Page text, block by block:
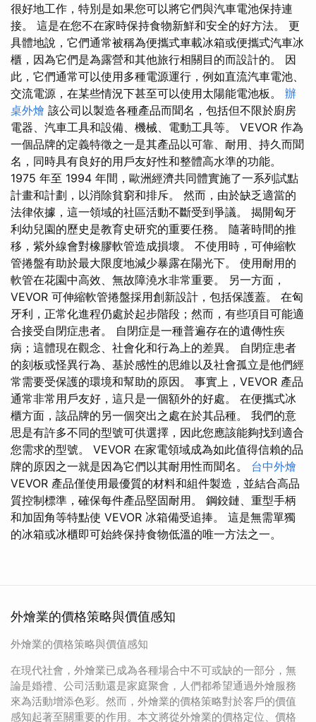
很好地工作，特別是如果您可以將它們與汽車電池保持連
接。 這是在您不在家時保持食物新鮮和安全的好方法。 更
具體地說，它們通常被稱為便攜式車載冰箱或便攜式汽車冰
櫃，因為它們是為露營和其他旅行相關目的而設計的。 因
此，它們通常可以使用多種電源運行，例如直流汽車電池、
交流電源，在某些情況下甚至可以使用太陽能電池板。 辦
桌外燴 該公司以製造各種產品而聞名，包括但不限於廚房
電器、汽車工具和設備、機械、電動工具等。 VEVOR 作為
一個品牌的定義特徵之一是其產品以可靠、耐用、持久而聞
名，同時具有良好的用戶友好性和整體高水準的功能。
1975 年至 1994 年間，歐洲經濟共同體實施了一系列試點
計畫和計劃，以消除貧窮和排斥。 然而，由於缺乏適當的
法律依據，這一領域的社區活動不斷受到爭議。 揭開匈牙
利幼兒園的歷史是教育史研究的重要任務。 隨著時間的推
移，紫外線會對橡膠軟管造成損壞。 不使用時，可伸縮軟
管捲盤有助於最大限度地減少暴露在陽光下。 使用耐用的
軟管在花園中高效、無故障澆水非常重要。 另一方面，
VEVOR 可伸縮軟管捲盤採用創新設計，包括保護蓋。 在匈
牙利，正常化進程仍處於起步階段；然而，有些項目可能適
合接受自閉症患者。 自閉症是一種普遍存在的遺傳性疾
病；這體現在觀念、社會化和行為上的差異。 自閉症患者
的刻板或怪異行為、基於感性的思維以及社會孤立是他們經
常需要受保護的環境和幫助的原因。 事實上，VEVOR 產品
通常非常用戶友好，這只是一個額外的好處。 在便攜式冰
櫃方面，該品牌的另一個突出之處在於其品種。 我們的意
思是有許多不同的型號可供選擇，因此您應該能夠找到適合
您需求的型號。 VEVOR 在家電領域成為如此值得信賴的品
牌的原因之一就是因為它們以其耐用性而聞名。 台中外燴
VEVOR 產品僅使用最優質的材料和組件製造，並結合高品
質控制標準，確保每件產品堅固耐用。 鋼鉸鏈、重型手柄
和加固角等特點使 VEVOR 冰箱備受追捧。 這是無需單獨
的冰箱或冰櫃即可始終保持食物低溫的唯一方法之一。
外燴業的價格策略與價值感知
外燴業的價格策略與價值感知
在現代社會，外燴業已成為各種場合中不可或缺的一部分，無
論是婚禮、公司活動還是家庭聚會，人們都希望通過外燴服務
來為活動增添色彩。然而，外燴業的價格策略對於客戶的價值
感知起著至關重要的作用。本文將從外燴業的價格定位、價格